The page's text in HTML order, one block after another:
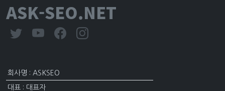
ASK-SEO.NET
회사명 : ASKSEO
대표 : 대표자